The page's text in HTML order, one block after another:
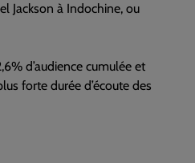
Jackson à Indochine, ou
d’audience cumulée et
forte durée d’écoute des